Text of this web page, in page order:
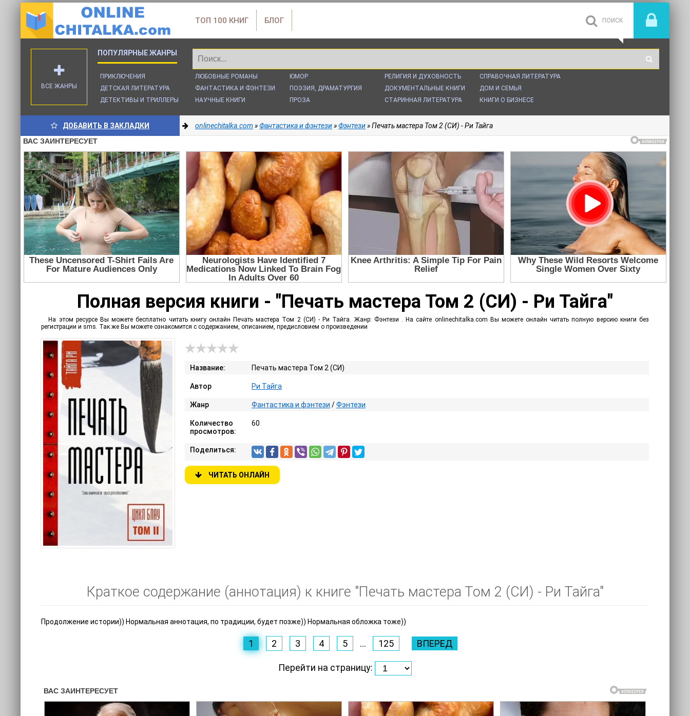
ТОП 100 КНИГ БЛОГ
ПРИКЛЮЧЕНИЯ
ДЕТСКАЯ ЛИТЕРАТУРА
ДЕТЕКТИВЫ И ТРИЛЛЕРЫ
ЛЮБОВНЫЕ РОМАНЫ
ФАНТАСТИКА И ФЭНТЕЗИ
НАУЧНЫЕ КНИГИ
ЮМОР
ПОЭЗИЯ, ДРАМАТУРГИЯ
ПРОЗА
РЕЛИГИЯ И ДУХОВНОСТЬ
ДОКУМЕНТАЛЬНЫЕ КНИГИ
СТАРИННАЯ ЛИТЕРАТУРА
СПРАВОЧНАЯ ЛИТЕРАТУРА
ДОМ И СЕМЬЯ
КНИГИ О БИЗНЕСЕ
ВСЕ ЖАНРЫ
ДОБАВИТЬ В ЗАКЛАДКИ onlinechitalka.com »Фантастика и фэнтези»Фэнтези» Печать мастера Том 2 (СИ) - Ри Тайга
Полная версия книги - "Печать мастера Том 2 (СИ) - Ри Тайга"
На этом ресурсе Вы можете бесплатно читать книгу онлайн Печать мастера Том 2 (СИ) - Ри Тайга. Жанр: Фэнтези . На сайте onlinechitalka.com Вы можете онлайн читать полную версию книги без
регистрации и sms. Так же Вы можете ознакомится с содержанием, описанием, предисловием о произведении
Название: Печать мастера Том 2 (СИ)
Автор Ри Тайга
Жанр Фантастика и фэнтези /Фэнтези
Количество
просмотров:
60
Поделиться:
ЧИТАТЬ ОНЛАЙН
Краткое содержание (аннотация) к книге "Печать мастера Том 2 (СИ) - Ри Тайга"
Продолжение истории)) Нормальная аннотация, по традиции, будет позже)) Нормальная обложка тоже))
1 2 3 4 5 ... 125 ВПЕРЕД
Перейти на страницу: